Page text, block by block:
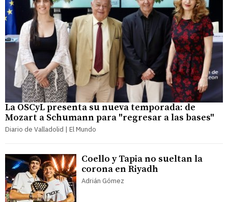
La OSCyL presenta su nueva temporada: de
Mozart a Schumann para "regresar a las bases"
Diario de Valladolid | El Mundo
Coello y Tapia no sueltan la
corona en Riyadh
Adrián Gómez